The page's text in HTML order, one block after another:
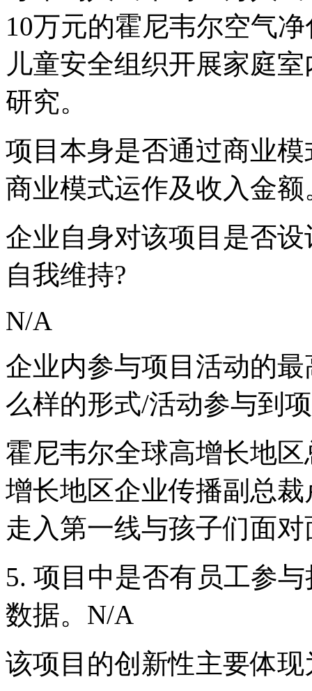
10万元的霍尼韦尔空气
儿童安全组织开展家庭
研究。
项目本身是否通过商业
商业模式运作及收入金
企业自身对该项目是否
自我维持?
N/A
企业内参与项目活动的
么样的形式/活动参与到
霍尼韦尔全球高增长地
增长地区企业传播副总
走入第一线与孩子们面
5. 项目中是否有员工参
数据。N/A
该项目的创新性主要体现